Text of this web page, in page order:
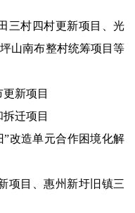
三村四村更新项目、光
山南布整村统筹项目等
新项目
迁项目
”改造单元合作困境化解
项目、惠州新圩旧镇三